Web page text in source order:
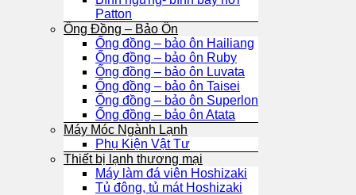
Patton
Ống Đồng – Bảo Ôn
Ống đồng – bảo ôn Hailiang
Ống đồng – bảo ôn Ruby
Ống đồng – bảo ôn Luvata
Ống đồng – bảo ôn Taisei
Ống đồng – bảo ôn Superlon
Ống đồng – bảo ôn Atata
Máy Móc Ngành Lạnh
Phụ Kiện Vật Tư
Thiết bị lạnh thương mại
Máy làm đá viên Hoshizaki
Tủ đông, tủ mát Hoshizaki